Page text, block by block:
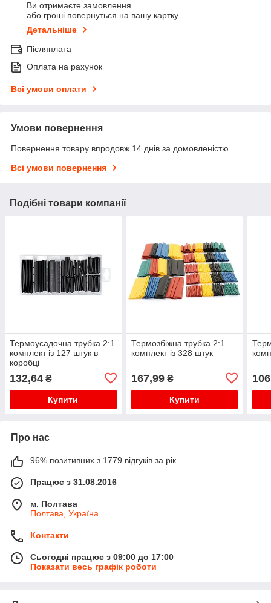
Ви отримаєте замовлення
або гроші повернуться на вашу картку
Детальніше
Післяплата
Оплата на рахунок
Всі умови оплати
Умови повернення
Повернення товару впродовж 14 днів за домовленістю
Всі умови повернення
Подібні товари компанії
Термоусадочна трубка 2:1
комплект із 127 штук в
коробці
132,64 ₴
Купити
Термозбіжна трубка 2:1
комплект із 328 штук
167,99₴
Купити
106
Про нас
96% позитивних з 1779 відгуків за рік
Працює з 31.08.2016
м. Полтава
Полтава, Україна
Контакти
Сьогодні працює з 09:00 до 17:00
Показати весь графік роботи